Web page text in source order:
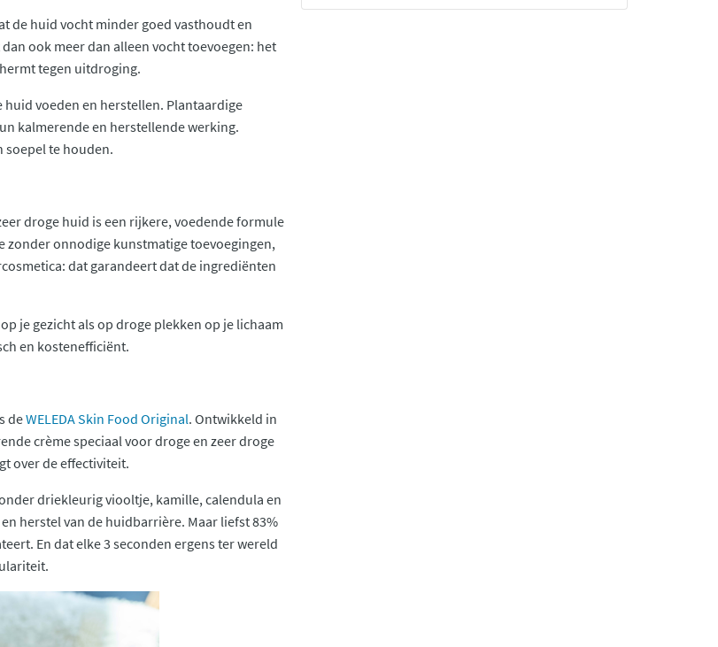
de huid vocht minder goed vasthoudt en
ook meer dan alleen vocht toevoegen: het
tegen uitdroging.
voeden en herstellen. Plantaardige
kalmerende en herstellende werking.
soepel te houden.
droge huid is een rijkere, voedende formule
zonder onnodige kunstmatige toevoegingen,
dat garandeert dat de ingrediënten
je gezicht als op droge plekken op je lichaam
en kostenefficiënt.
deWELEDA Skin Food Original. Ontwikkeld in
crème speciaal voor droge en zeer droge
over de effectiviteit.
driekleurig viooltje, kamille, calendula en
herstel van de huidbarrière. Maar liefst 83%
En dat elke 3 seconden ergens ter wereld